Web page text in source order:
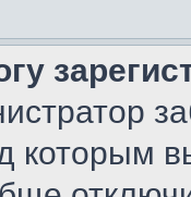
которым